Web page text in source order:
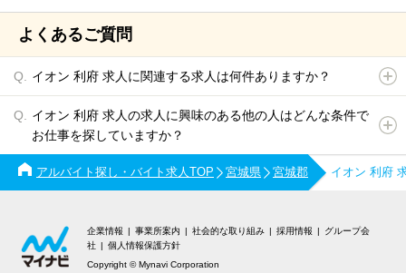
よくあるご質問
イオン 利府 求人に関連する求人は何件ありますか？
イオン 利府 求人の求人に興味のある他の人はどんな条件で
お仕事を探していますか？
アルバイト探し・バイト求人TOP 宮城県 宮城郡 イオン 利府
企業情報 事業所案内 社会的な取り組み 採用情報
グループ会
社
個人情報保護方針
Copyright © Mynavi Corporation